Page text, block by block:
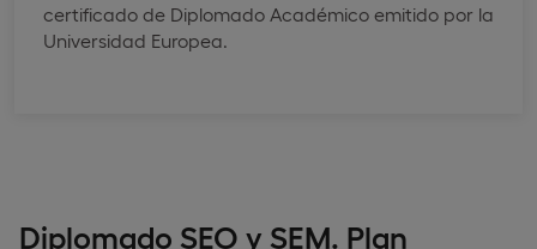
certificado de Diplomado Académico emitido por la
Universidad Europea.
Diplomado SEO y SEM. Plan